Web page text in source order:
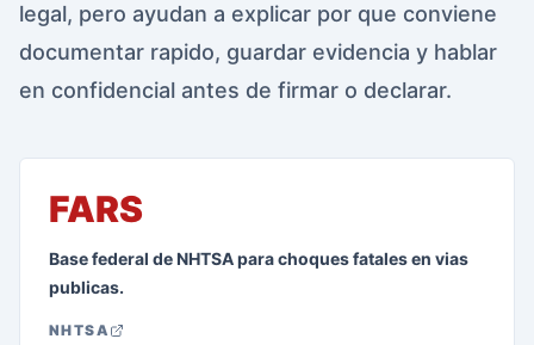
legal, pero ayudan a explicar por que conviene
documentar rapido, guardar evidencia y hablar
en confidencial antes de firmar o declarar.
FARS
Base federal de NHTSA para choques fatales en vias
publicas.
NHTSA